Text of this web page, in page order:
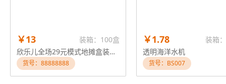
￥13
装箱：100盒
欣乐儿全场29元模式地摊盒装精品玩具批发混装
货号：88888888
￥1.78
装箱
透明海洋水机
货号：BS007